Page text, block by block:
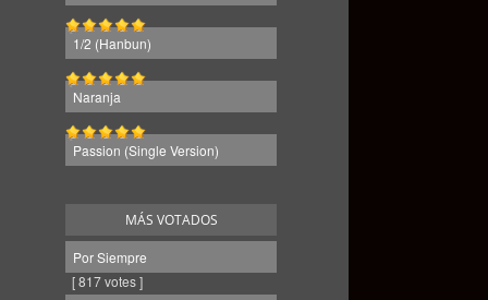
1/2 (Hanbun)
Naranja
Passion (Single Version)
MÁS VOTADOS
Por Siempre
[ 817 votes ]